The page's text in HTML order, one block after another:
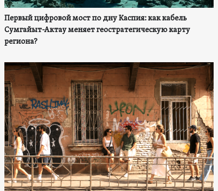
Первый цифровой мост по дну Каспия: как кабель
Сумгайыт-Актау меняет геостратегическую карту
региона?